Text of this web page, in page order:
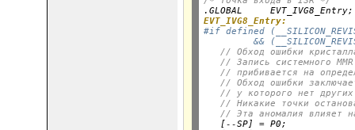
.GLOBAL     EVT_IVG8_Entry;
EVT_IVG8_Entry:
#if defined
&&
// Обход ошибки
// Запись системного
// прибивается на
// Обход ошибки
// у которого нет других
// Никакие точки
// Эта аномалия влияет
   [
--SP] = P0;